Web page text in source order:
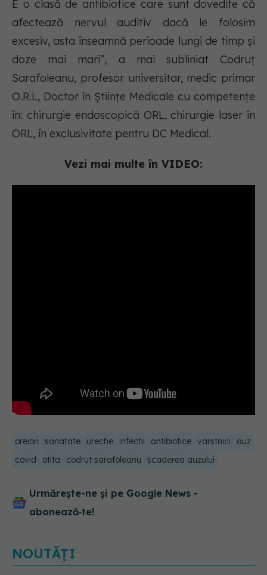
E o clasă de antibiotice care sunt dovedite că
afectează nervul auditiv dacă le folosim
excesiv, asta înseamnă perioade lungi de timp și
doze mai mari”, a mai subliniat Codruț
Sarafoleanu, profesor universitar, medic primar
O.R.L, Doctor în Științe Medicale cu competențe
în: chirurgie endoscopică ORL, chirurgie laser în
ORL, în exclusivitate pentru DC Medical.
Vezi mai multe în VIDEO:
oreion sanatate ureche infectii antibiotice varstnici
auz
covid
otita codrut sarafoleanu scaderea auzului
Urmărește-ne și pe Google News -
abonează‑te!
NOUTĂȚI